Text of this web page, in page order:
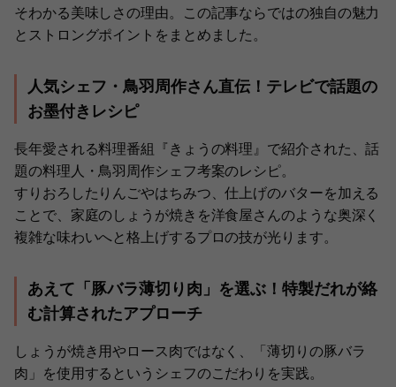
そわかる美味しさの理由。この記事ならではの独自の魅力
とストロングポイントをまとめました。
人気シェフ・鳥羽周作さん直伝！テレビで話題の
お墨付きレシピ
長年愛される料理番組『きょうの料理』で紹介された、話
題の料理人・鳥羽周作シェフ考案のレシピ。
すりおろしたりんごやはちみつ、仕上げのバターを加える
ことで、家庭のしょうが焼きを洋食屋さんのような奥深く
複雑な味わいへと格上げするプロの技が光ります。
あえて「豚バラ薄切り肉」を選ぶ！特製だれが絡
む計算されたアプローチ
しょうが焼き用やロース肉ではなく、「薄切りの豚バラ
肉」を使用するというシェフのこだわりを実践。